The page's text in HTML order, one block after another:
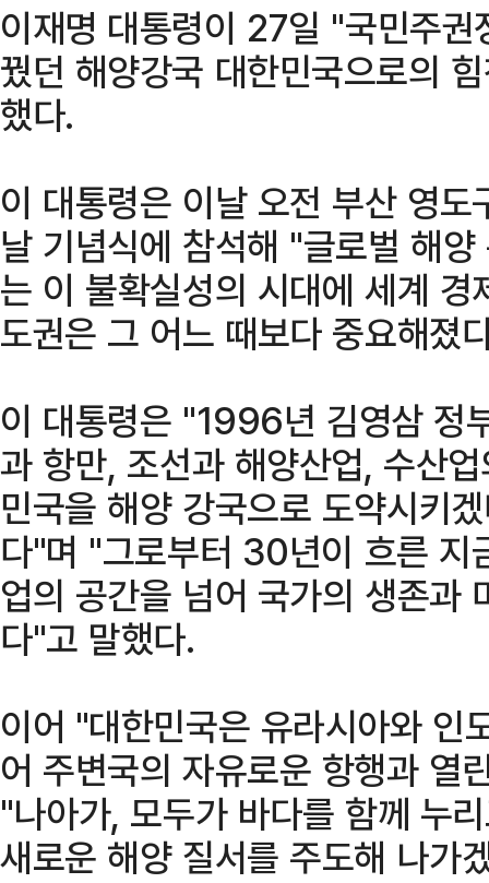
이재명 대통령이 27일 "국민주
꿨던 해양강국 대한민국으로의
했다.
이 대통령은 이날 오전 부산 영
날 기념식에 참석해 "글로벌 해
는 이 불확실성의 시대에 세계
도권은 그 어느 때보다 중요해졌
이 대통령은 "1996년 김영삼 정
과 항만, 조선과 해양산업, 수산
민국을 해양 강국으로 도약시키
다"며 "그로부터 30년이 흐른 지
업의 공간을 넘어 국가의 생존과
다"고 말했다.
이어 "대한민국은 유라시아와 인
어 주변국의 자유로운 항행과 열
"나아가, 모두가 바다를 함께 누
새로운 해양 질서를 주도해 나가